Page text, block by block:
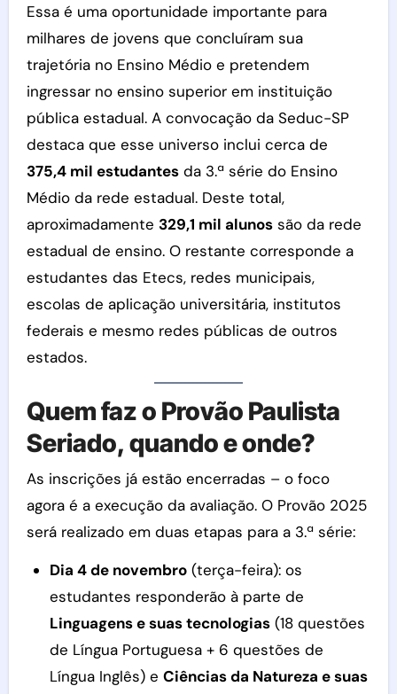
Essa é uma oportunidade importante para
milhares de jovens que concluíram sua
trajetória no Ensino Médio e pretendem
ingressar no ensino superior em instituição
pública estadual. A convocação da Seduc-SP
destaca que esse universo inclui cerca de
375,4 mil estudantesda 3.ª série do Ensino
Médio da rede estadual. Deste total,
aproximadamente 329,1 mil alunossão da rede
estadual de ensino. O restante corresponde a
estudantes das Etecs, redes municipais,
escolas de aplicação universitária, institutos
federais e mesmo redes públicas de outros
estados.
Quem faz o Provão Paulista
Seriado, quando e onde?
As inscrições já estão encerradas – o foco
agora é a execução da avaliação. O Provão 2025
será realizado em duas etapas para a 3.ª série:
Dia 4 de novembro(terça-feira): os
estudantes responderão à parte de
Linguagens e suas tecnologias(18 questões
de Língua Portuguesa + 6 questões de
Língua Inglês) e Ciências da Natureza e suas